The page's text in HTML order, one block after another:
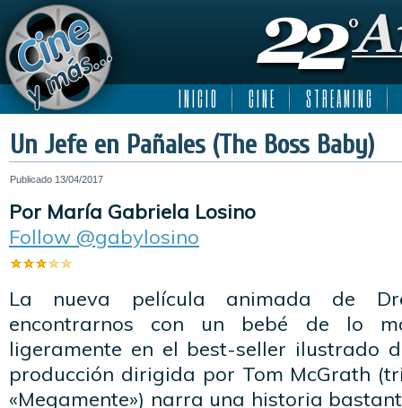
I N I C I O C I N E S T R E A M I N G
Un Jefe en Pañales (The Boss Baby)
Publicado 13/04/2017
Por María Gabriela Losino
Follow @gabylosino
La nueva película animada de
encontrarnos con un bebé de lo
ligeramente en el best-seller ilustrado
producción dirigida por Tom McGrath
«Megamente») narra una historia